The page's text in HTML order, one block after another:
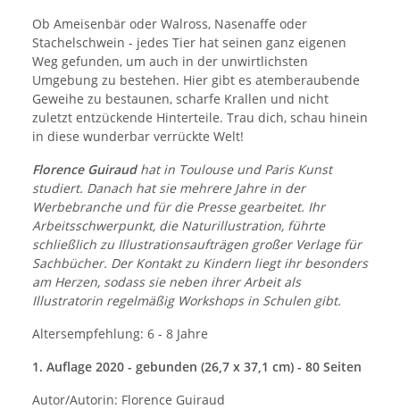
Ob Ameisenbär oder Walross, Nasenaffe oder
Stachelschwein - jedes Tier hat seinen ganz eigenen
Weg gefunden, um auch in der unwirtlichsten
Umgebung zu bestehen. Hier gibt es atemberaubende
Geweihe zu bestaunen, scharfe Krallen und nicht
zuletzt entzückende Hinterteile. Trau dich, schau hinein
in diese wunderbar verrückte Welt!
Florence Guiraud hat in Toulouse und Paris Kunst
studiert. Danach hat sie mehrere Jahre in der
Werbebranche und für die Presse gearbeitet. Ihr
Arbeitsschwerpunkt, die Naturillustration, führte
schließlich zu Illustrationsaufträgen großer Verlage für
Sachbücher. Der Kontakt zu Kindern liegt ihr besonders
am Herzen, sodass sie neben ihrer Arbeit als
Illustratorin regelmäßig Workshops in Schulen gibt.
Altersempfehlung: 6 - 8 Jahre
1. Auflage 2020 - gebunden (26,7 x 37,1 cm) - 80 Seiten
Autor/Autorin: Florence Guiraud